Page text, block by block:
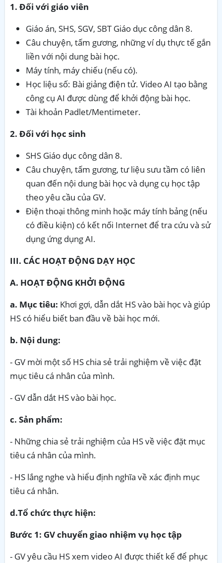
1. Đối với giáo viên
Giáo án, SHS, SGV, SBT Giáo dục công dân 8.
Câu chuyện, tấm gương, những ví dụ thực tế gắn
liền với nội dung bài học.
Máy tính, máy chiếu (nếu có).
Học liệu số: Bài giảng điện tử. Video AI tạo bằng
công cụ AI được dùng để khởi động bài học.
Tài khoản Padlet/Mentimeter.
2. Đối với học sinh
SHS Giáo dục công dân 8.
Câu chuyện, tấm gương, tư liệu sưu tầm có liên
quan đến nội dung bài học và dụng cụ học tập
theo yêu cầu của GV.
Điện thoại thông minh hoặc máy tính bảng (nếu
có điều kiện) có kết nối Internet để tra cứu và sử
dụng ứng dụng AI.
III. CÁC HOẠT ĐỘNG DẠY HỌC
A. HOẠT ĐỘNG KHỞI ĐỘNG
a. Mục tiêu: Khơi gợi, dẫn dắt HS vào bài học và giúp
HS có hiểu biết ban đầu về bài học mới.
b. Nội dung:
- GV mời một số HS chia sẻ trải nghiệm về việc đặt
mục tiêu cá nhân của mình.
- GV dẫn dắt HS vào bài học.
c. Sản phẩm:
- Những chia sẻ trải nghiệm của HS về việc đặt mục
tiêu cá nhân của mình.
- HS lắng nghe và hiểu định nghĩa về xác định mục
tiêu cá nhân.
d.Tổ chức thực hiện:
Bước 1: GV chuyển giao nhiệm vụ học tập
- GV yêu cầu HS xem video AI được thiết kế để phục